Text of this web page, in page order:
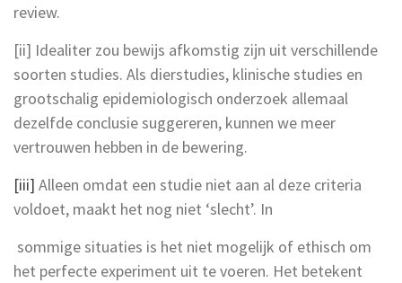
review.
[ii] Idealiter zou bewijs afkomstig zijn uit verschillende
soorten studies. Als dierstudies, klinische studies en
grootschalig epidemiologisch onderzoek allemaal
dezelfde conclusie suggereren, kunnen we meer
vertrouwen hebben in de bewering.
[iii] Alleen omdat een studie niet aan al deze criteria
voldoet, maakt het nog niet ‘slecht’. In
sommige situaties is het niet mogelijk of ethisch om
het perfecte experiment uit te voeren. Het betekent